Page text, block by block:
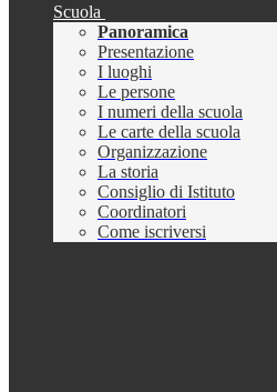
Scuola
Panoramica
Presentazione
I luoghi
Le persone
I numeri della scuola
Le carte della scuola
Organizzazione
La storia
Consiglio di Istituto
Coordinatori
Come iscriversi